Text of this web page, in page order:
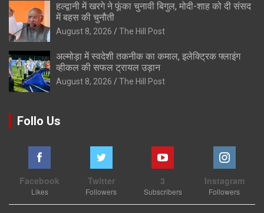
हल्द्वानी में खरगे ने फूंका चुनावी बिगुल, मोदी-शाह को दी संसद
में बहस की चुनौती
August 8, 2026 The Hill Post
अल्मोड़ा में स्वदेशी तकनीक का कमाल, इलेक्ट्रिक फ्लाइंग
व्हीकल की सफल ट्रायल उड़ान
August 8, 2026 The Hill Post
Follo Us
Facebook
Likes
Twitter
Followers
3
Subscribers
Instagram
Followers